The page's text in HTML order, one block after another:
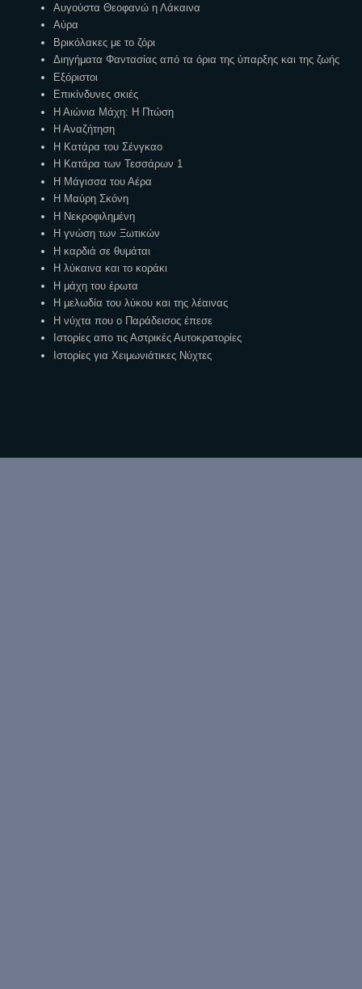
Αυγούστα Θεοφανώ η Λάκαινα
Αύρα
Βρικόλακες με το ζόρι
Διηγήματα Φαντασίας από τα όρια της ύπαρξης και της ζωής
Εξόριστοι
Επικίνδυνες σκιές
Η Αιώνια Μάχη: Η Πτώση
Η Αναζήτηση
Η Κατάρα του Σένγκαο
Η Κατάρα των Τεσσάρων 1
Η Μάγισσα του Αέρα
Η Μαύρη Σκόνη
Η Νεκροφιλημένη
Η γνώση των Ξωτικών
Η καρδιά σε θυμάται
Η λύκαινα και το κοράκι
Η μάχη του έρωτα
Η μελωδία του λύκου και της λέαινας
Η νύχτα που ο Παράδεισος έπεσε
Ιστορίες απο τις Αστρικές Αυτοκρατορίες
Ιστορίες για Χειμωνιάτικες Νύχτες